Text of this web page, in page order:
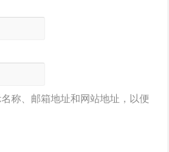
称、邮箱地址和网站地址，以便